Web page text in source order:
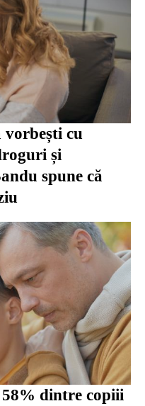
vorbești cu
și
spune că
dintre copiii